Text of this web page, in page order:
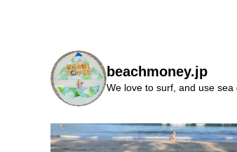
beachmoney.jp
We love to surf, and use sea